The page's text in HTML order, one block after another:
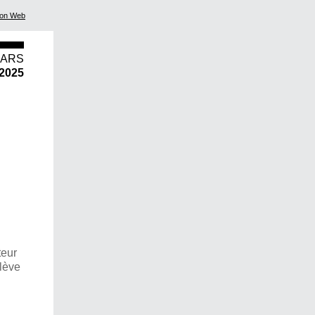
Web